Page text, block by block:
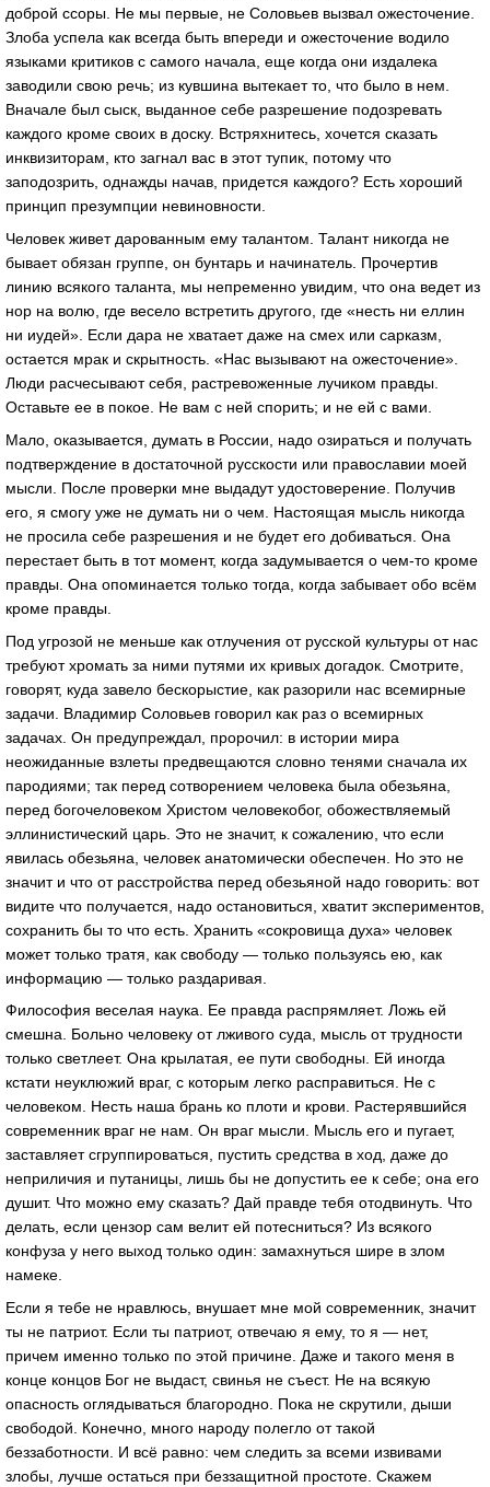
доброй ссоры. Не мы первые, не Соловьев вызвал ожесточение.
Злоба успела как всегда быть впереди и ожесточение водило
языками критиков с самого начала, еще когда они издалека
заводили свою речь; из кувшина вытекает то, что было в нем.
Вначале был сыск, выданное себе разрешение подозревать
каждого кроме своих в доску. Встряхнитесь, хочется сказать
инквизиторам, кто загнал вас в этот тупик, потому что
заподозрить, однажды начав, придется каждого? Есть хороший
принцип презумпции невиновности.
Человек живет дарованным ему талантом. Талант никогда не
бывает обязан группе, он бунтарь и начинатель. Прочертив
линию всякого таланта, мы непременно увидим, что она ведет из
нор на волю, где весело встретить другого, где «несть ни еллин
ни иудей». Если дара не хватает даже на смех или сарказм,
остается мрак и скрытность. «Нас вызывают на ожесточение».
Люди расчесывают себя, растревоженные лучиком правды.
Оставьте ее в покое. Не вам с ней спорить; и не ей с вами.
Мало, оказывается, думать в России, надо озираться и получать
подтверждение в достаточной русскости или православии моей
мысли. После проверки мне выдадут удостоверение. Получив
его, я смогу уже не думать ни о чем. Настоящая мысль никогда
не просила себе разрешения и не будет его добиваться. Она
перестает быть в тот момент, когда задумывается о чем-то кроме
правды. Она опоминается только тогда, когда забывает обо всём
кроме правды.
Под угрозой не меньше как отлучения от русской культуры от нас
требуют хромать за ними путями их кривых догадок. Смотрите,
говорят, куда завело бескорыстие, как разорили нас всемирные
задачи. Владимир Соловьев говорил как раз о всемирных
задачах. Он предупреждал, пророчил: в истории мира
неожиданные взлеты предвещаются словно тенями сначала их
пародиями; так перед сотворением человека была обезьяна,
перед богочеловеком Христом человекобог, обожествляемый
эллинистический царь. Это не значит, к сожалению, что если
явилась обезьяна, человек анатомически обеспечен. Но это не
значит и что от расстройства перед обезьяной надо говорить: вот
видите что получается, надо остановиться, хватит экспериментов,
сохранить бы то что есть. Хранить «сокровища духа» человек
может только тратя, как свободу — только пользуясь ею, как
информацию — только раздаривая.
Философия веселая наука. Ее правда распрямляет. Ложь ей
смешна. Больно человеку от лживого суда, мысль от трудности
только светлеет. Она крылатая, ее пути свободны. Ей иногда
кстати неуклюжий враг, с которым легко расправиться. Не с
человеком. Несть наша брань ко плоти и крови. Растерявшийся
современник враг не нам. Он враг мысли. Мысль его и пугает,
заставляет сгруппироваться, пустить средства в ход, даже до
неприличия и путаницы, лишь бы не допустить ее к себе; она его
душит. Что можно ему сказать? Дай правде тебя отодвинуть. Что
делать, если цензор сам велит ей потесниться? Из всякого
конфуза у него выход только один: замахнуться шире в злом
намеке.
Если я тебе не нравлюсь, внушает мне мой современник, значит
ты не патриот. Если ты патриот, отвечаю я ему, то я — нет,
причем именно только по этой причине. Даже и такого меня в
конце концов Бог не выдаст, свинья не съест. Не на всякую
опасность оглядываться благородно. Пока не скрутили, дыши
свободой. Конечно, много народу полегло от такой
беззаботности. И всё равно: чем следить за всеми извивами
злобы, лучше остаться при беззащитной простоте. Скажем